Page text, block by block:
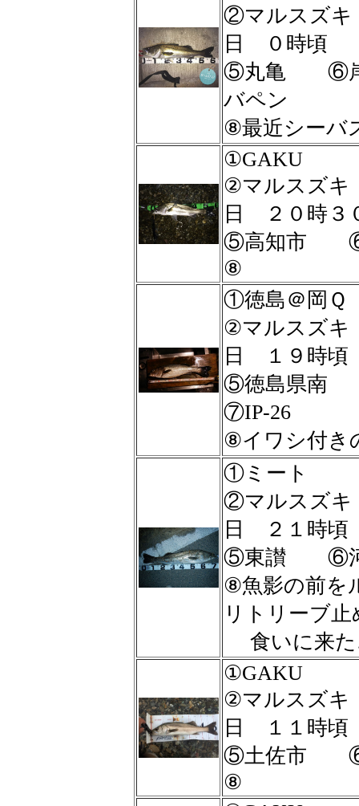
②マルスズ
日 ０時頃
⑤丸亀 ⑥岸
バペン
⑧最近シーバ
①GAKU
②マルスズ
日 ２０時
⑤高知市
⑧
①徳島＠岡Ｑ
②マルスズ
日 １９時
⑤徳島県南
⑦IP-26
⑧イワシ付き
①ミート
②マルスズ
日 ２１時
⑤東讃 ⑥河
⑧魚影の前を
リトリーブ
食いに来た
①GAKU
②マルスズ
日 １１時
⑤土佐市
⑧